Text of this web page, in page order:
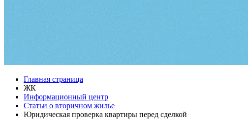
Главная страница
ЖК
Информационный центр
Статьи о вторичном жилье
Юридическая проверка квартиры перед сделкой